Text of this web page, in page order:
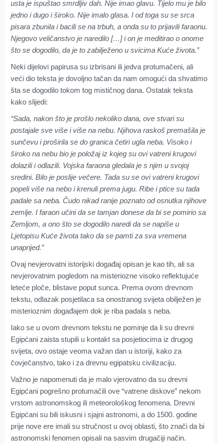
usta je ispuštao smrdljiv dah. Nije imao glavu. Tijelo mu je bilo
jedno i dugo i široko. Nije imalo glasa. I od toga su se srca
pisara zbunila i bacili se na trbuh, a onda su to prijavili faraonu.
Njegovo veličanstvo je naredilo […] i on je meditirao o onome
što se dogodilo, da je to zabilježeno u svicima Kuće života.”
Neki dijelovi papirusa su izbrisani ili jedva protumačeni, ali
veći dio teksta je dovoljno tačan da nam omogući da shvatimo
šta se dogodilo tokom tog mističnog dana. Ostatak teksta
kako slijedi:
“Sada, nakon što je prošlo nekoliko dana, ove stvari su
postajale sve više i više na nebu. Njihova raskoš premašila je
sunčevu i proširila se do granica četiri ugla neba. Visoko i
široko na nebu bio je položaj iz kojeg su ovi vatreni krugovi
dolazili i odlazili. Vojska faraona gledala je s njim u svojoj
sredini. Bilo je poslije večere. Tada su se ovi vatreni krugovi
popeli više na nebo i krenuli prema jugu. Ribe i ptice su tada
padale sa neba. Čudo nikad ranije poznato od osnutka njihove
zemlje. I faraon učini da se tamjan donese da bi se pomirio sa
Zemljom, a ono što se dogodilo naredi da se napiše u
Ljetopisu Kuće života tako da se pamti za sva vremena
unaprijed.”
Ovaj nevjerovatni istorijski događaj opisan je kao tih, ali sa
nevjerovatnim pogledom na misteriozne visoko reflektujuće
leteće ploče, blistave poput sunca. Prema ovom drevnom
tekstu, odlazak posjetilaca sa onostranog svijeta obilježen je
misterioznim događajem dok je riba padala s neba.
Iako se u ovom drevnom tekstu ne pominje da li su drevni
Egipćani zaista stupili u kontakt sa posjetiocima iz drugog
svijeta, ovo ostaje veoma važan dan u istoriji, kako za
čovječanstvo, tako i za drevnu egipatsku civilizaciju.
Važno je napomenuti da je malo vjerovatno da su drevni
Egipćani pogrešno protumačili ove “vatrene diskove” nekom
vrstom astronomskog ili meteorološkog fenomena. Drevni
Egipćani su bili iskusni i sjajni astronomi, a do 1500. godine
prije nove ere imali su stručnost u ovoj oblasti, što znači da bi
astronomski fenomen opisali na sasvim drugačiji način.